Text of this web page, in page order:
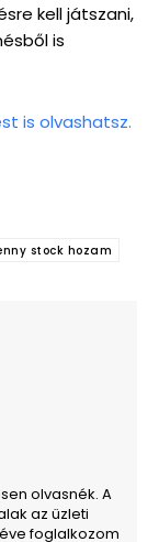
kell játszani,
is
is olvashatsz.
stock hozam
olvasnék. A
az üzleti
foglalkozom